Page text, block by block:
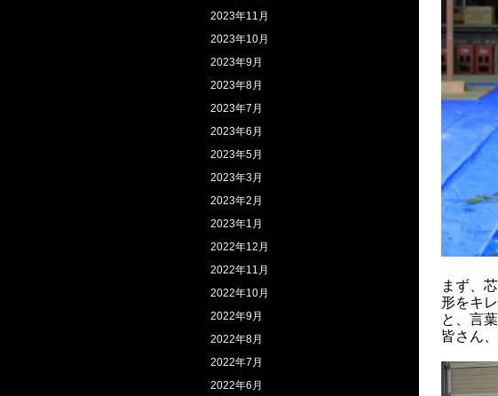
まず、
形をキ
と、言
皆さん
2023年11月
2023年10月
2023年9月
2023年8月
2023年7月
2023年6月
2023年5月
2023年3月
2023年2月
2023年1月
2022年12月
2022年11月
2022年10月
2022年9月
2022年8月
2022年7月
2022年6月